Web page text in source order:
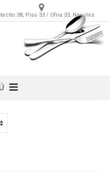
38, Piso 33 / Ofna 33, Nápoles